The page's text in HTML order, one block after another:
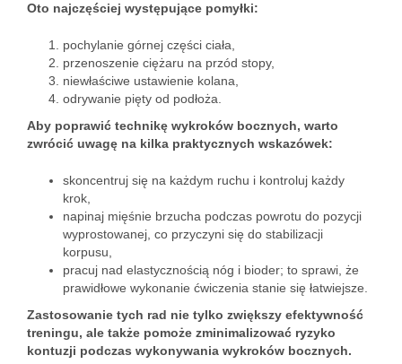
Oto najczęściej występujące pomyłki:
pochylanie górnej części ciała,
przenoszenie ciężaru na przód stopy,
niewłaściwe ustawienie kolana,
odrywanie pięty od podłoża.
Aby poprawić technikę wykroków bocznych, warto
zwrócić uwagę na kilka praktycznych wskazówek:
skoncentruj się na każdym ruchu i kontroluj każdy
krok,
napinaj mięśnie brzucha podczas powrotu do pozycji
wyprostowanej, co przyczyni się do stabilizacji
korpusu,
pracuj nad elastycznością nóg i bioder; to sprawi, że
prawidłowe wykonanie ćwiczenia stanie się łatwiejsze.
Zastosowanie tych rad nie tylko zwiększy efektywność
treningu, ale także pomoże zminimalizować ryzyko
kontuzji podczas wykonywania wykroków bocznych.